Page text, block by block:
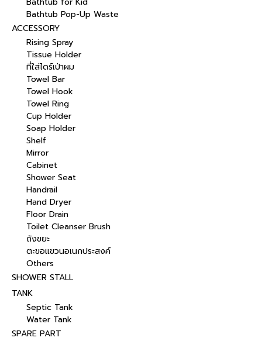
Bathtub Pop-Up Waste
ACCESSORY
Rising Spray
Tissue Holder
ที่ใส่ไดร์เป่าผม
Towel Bar
Towel Hook
Towel Ring
Cup Holder
Soap Holder
Shelf
Mirror
Cabinet
Shower Seat
Handrail
Hand Dryer
Floor Drain
Toilet Cleanser Brush
ถังขยะ
ตะขอแขวนอเนกประสงค์
Others
SHOWER STALL
TANK
Septic Tank
Water Tank
SPARE PART